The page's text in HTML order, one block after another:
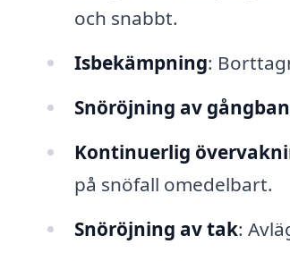
och snabbt.
Isbekämpning:
Snöröjning av
Kontinuerlig
på snöfall omedelbart.
Snöröjning av tak: